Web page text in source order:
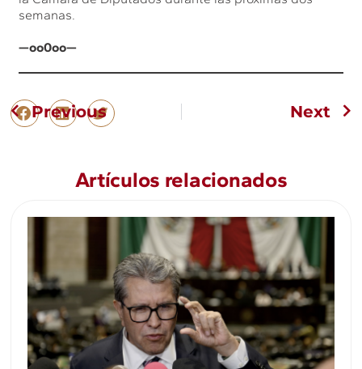
semanas.
—oo0oo—
Previous Next
Artículos relacionados